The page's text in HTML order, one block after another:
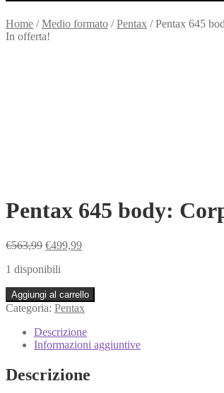
Home /Medio formato /Pentax /Pentax 645
In offerta!
Pentax 645 body:
€563,99 Il
originale
€563,99.
€499,99Il
€499,99.
1 disponibili
Pentax
645
body:
Corpo
Medio
Professionale,
Testato
Aggiungi al carrello
Categoria: Pentax
Descrizione
Informazioni aggiuntive
Descrizione